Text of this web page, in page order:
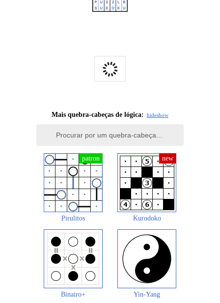
Mais quebra-cabeças de lógica: hideshow
Pirulitos Kurodoko
Binairo+ Yin-Yang